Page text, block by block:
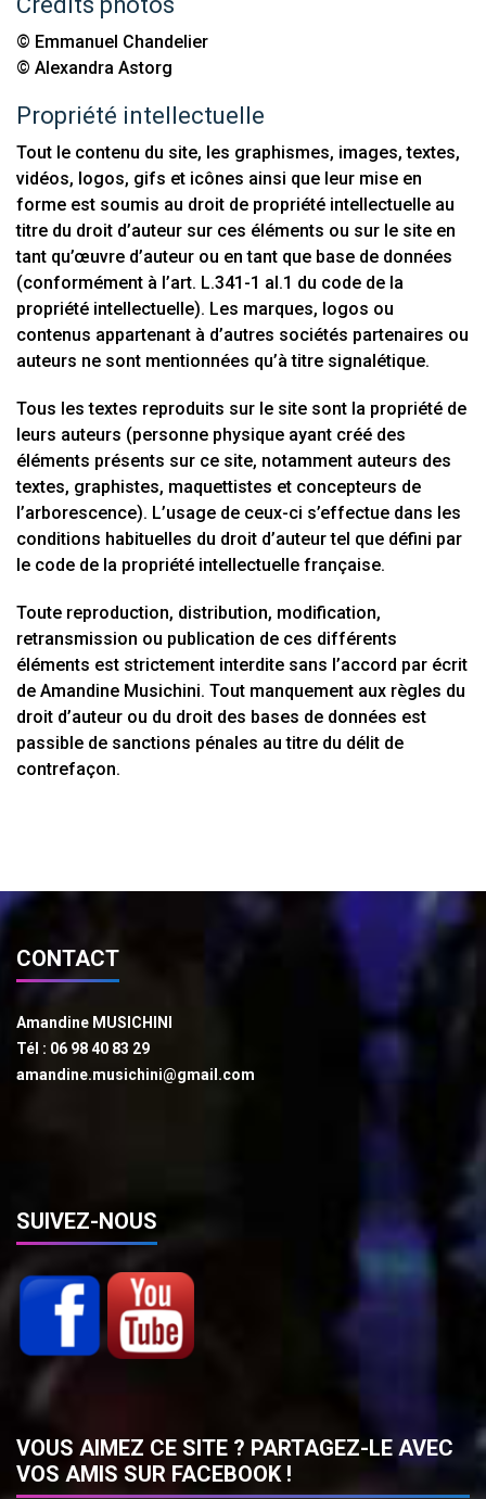
© Emmanuel Chandelier
© Alexandra Astorg
Propriété intellectuelle
Tout le contenu du site, les graphismes, images, textes,
vidéos, logos, gifs et icônes ainsi que leur mise en
forme est soumis au droit de propriété intellectuelle au
titre du droit d’auteur sur ces éléments ou sur le site en
tant qu’œuvre d’auteur ou en tant que base de données
(conformément à l’art. L.341-1 al.1 du code de la
propriété intellectuelle). Les marques, logos ou
contenus appartenant à d’autres sociétés partenaires ou
auteurs ne sont mentionnées qu’à titre signalétique.
Tous les textes reproduits sur le site sont la propriété de
leurs auteurs (personne physique ayant créé des
éléments présents sur ce site, notamment auteurs des
textes, graphistes, maquettistes et concepteurs de
l’arborescence). L’usage de ceux-ci s’effectue dans les
conditions habituelles du droit d’auteur tel que défini par
le code de la propriété intellectuelle française.
Toute reproduction, distribution, modification,
retransmission ou publication de ces différents
éléments est strictement interdite sans l’accord par écrit
de Amandine Musichini. Tout manquement aux règles du
droit d’auteur ou du droit des bases de données est
passible de sanctions pénales au titre du délit de
contrefaçon.
CONTACT
Amandine MUSICHINI
Tél : 06 98 40 83 29
amandine.musichini@gmail.com
SUIVEZ-NOUS
VOUS AIMEZ CE SITE ? PARTAGEZ-LE AVEC
VOS AMIS SUR FACEBOOK !